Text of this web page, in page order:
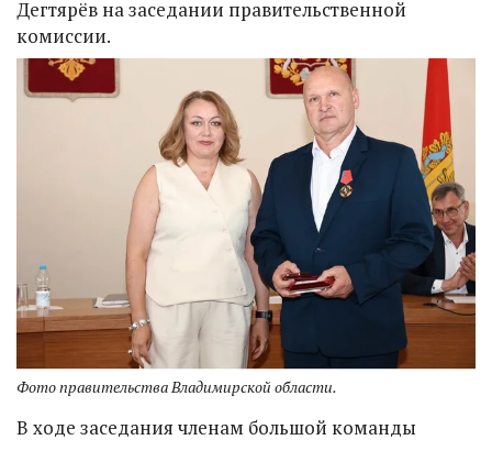
Дегтярёв на заседании правительственной
комиссии.
Фото правительства Владимирской области.
В ходе заседания членам большой команды